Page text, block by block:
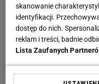
skanowanie
identyfikacji.
dostęp do nich.
reklam i treści, badnie
Lista Zaufanych